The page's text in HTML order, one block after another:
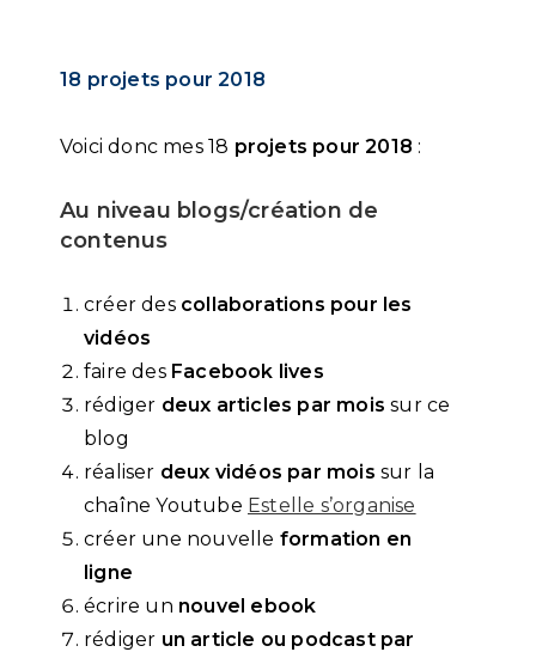
18 projets pour 2018
Voici donc mes 18 projets pour 2018 :
Au niveau blogs/création de
contenus
créer des collaborations pour les
vidéos
faire des Facebook lives
rédiger deux articles par moissur ce
blog
réaliser deux vidéos par moissur la
chaîne Youtube Estelle s’organise
créer une nouvelle formation en
ligne
écrire un nouvel ebook
rédiger un article ou podcast par